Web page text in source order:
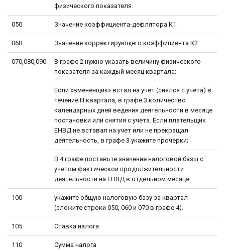
физического показателя.
050 Значение коэффициента-дефлятора К1.
060 Значение корректирующего коэффициента К2.
070,080,090
В графе 2 нужно указать величину физического
показателя за каждый месяц квартала;
Если «вмененщик» встал на учет (снялся с учета) в
течение III квартала, в графе 3 количество
календарных дней ведения деятельности в месяце
постановки или снятия с учета. Если плательщик
ЕНВД не вставал на учет или не прекращал
деятельность, в графе 3 укажите прочерки;
В 4 графе поставьте значение налоговой базы с
учетом фактической продолжительности
деятельности на ЕНВД в отдельном месяце.
100
укажите общую налоговую базу за квартал
(сложите строки 050, 060 и 070 в графе 4).
105 Ставка налога
110 Сумма налога